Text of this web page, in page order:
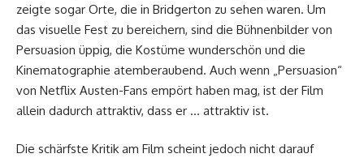
zeigte sogar Orte, die in Bridgerton zu sehen waren. Um
das visuelle Fest zu bereichern, sind die Bühnenbilder von
Persuasion üppig, die Kostüme wunderschön und die
Kinematographie atemberaubend. Auch wenn „Persuasion“
von Netflix Austen-Fans empört haben mag, ist der Film
allein dadurch attraktiv, dass er … attraktiv ist.
Die schärfste Kritik am Film scheint jedoch nicht darauf